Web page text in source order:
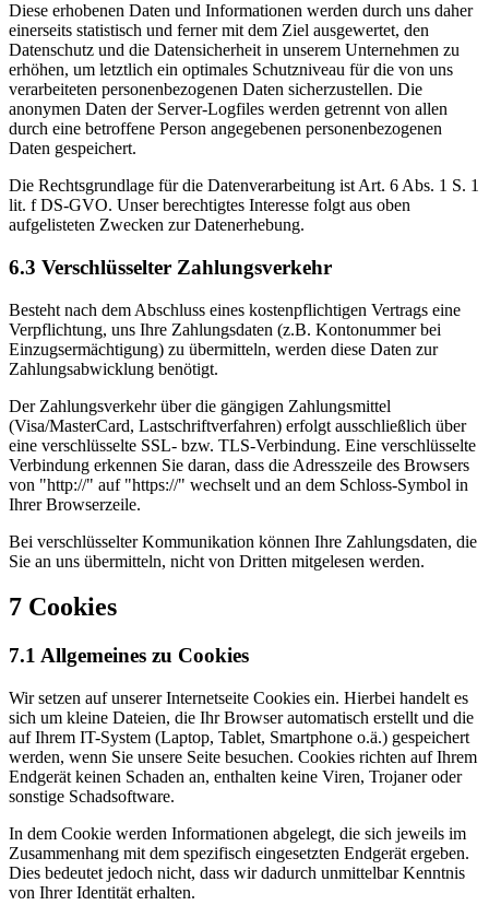
Diese erhobenen Daten und Informationen werden durch uns daher
einerseits statistisch und ferner mit dem Ziel ausgewertet, den
Datenschutz und die Datensicherheit in unserem Unternehmen zu
erhöhen, um letztlich ein optimales Schutzniveau für die von uns
verarbeiteten personenbezogenen Daten sicherzustellen. Die
anonymen Daten der Server-Logfiles werden getrennt von allen
durch eine betroffene Person angegebenen personenbezogenen
Daten gespeichert.
Die Rechtsgrundlage für die Datenverarbeitung ist Art. 6 Abs. 1 S. 1
lit. f DS-GVO. Unser berechtigtes Interesse folgt aus oben
aufgelisteten Zwecken zur Datenerhebung.
6.3 Verschlüsselter Zahlungsverkehr
Besteht nach dem Abschluss eines kostenpflichtigen Vertrags eine
Verpflichtung, uns Ihre Zahlungsdaten (z.B. Kontonummer bei
Einzugsermächtigung) zu übermitteln, werden diese Daten zur
Zahlungsabwicklung benötigt.
Der Zahlungsverkehr über die gängigen Zahlungsmittel
(Visa/MasterCard, Lastschriftverfahren) erfolgt ausschließlich über
eine verschlüsselte SSL- bzw. TLS-Verbindung. Eine verschlüsselte
Verbindung erkennen Sie daran, dass die Adresszeile des Browsers
von "http://" auf "https://" wechselt und an dem Schloss-Symbol in
Ihrer Browserzeile.
Bei verschlüsselter Kommunikation können Ihre Zahlungsdaten, die
Sie an uns übermitteln, nicht von Dritten mitgelesen werden.
7 Cookies
7.1 Allgemeines zu Cookies
Wir setzen auf unserer Internetseite Cookies ein. Hierbei handelt es
sich um kleine Dateien, die Ihr Browser automatisch erstellt und die
auf Ihrem IT-System (Laptop, Tablet, Smartphone o.ä.) gespeichert
werden, wenn Sie unsere Seite besuchen. Cookies richten auf Ihrem
Endgerät keinen Schaden an, enthalten keine Viren, Trojaner oder
sonstige Schadsoftware.
In dem Cookie werden Informationen abgelegt, die sich jeweils im
Zusammenhang mit dem spezifisch eingesetzten Endgerät ergeben.
Dies bedeutet jedoch nicht, dass wir dadurch unmittelbar Kenntnis
von Ihrer Identität erhalten.